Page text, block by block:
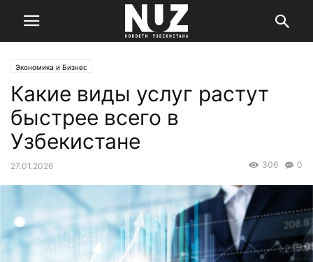
Экономика и Бизнес
Какие виды услуг растут
быстрее всего в
Узбекистане
27.01.2026 0
306